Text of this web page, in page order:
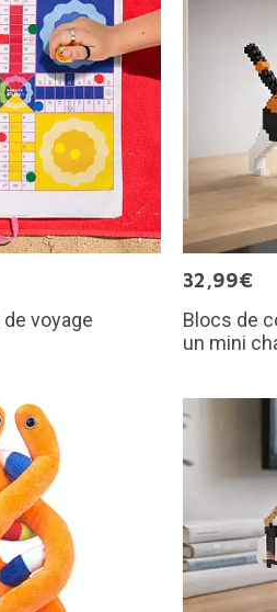
voyage
32,99€
Blocs de
un mini